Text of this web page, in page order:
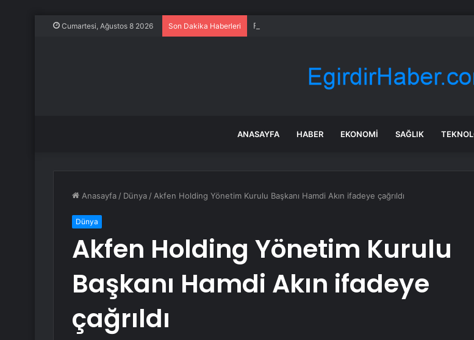
Cumartesi, Ağustos 8 2026 Son Dakika Haberleri Fransa’daki yangınlarda 4 itfaiye eri hayatını kaybetti
ANASAYFA HABER EKONOMI SAĞLIK
Anasayfa / Dünya / Akfen Holding Yönetim Kurulu Başkanı Hamdi Akın ifadeye çağrıldı
Dünya
Akfen Holding Yönetim Kurulu
Başkanı Hamdi Akın ifadeye
çağrıldı